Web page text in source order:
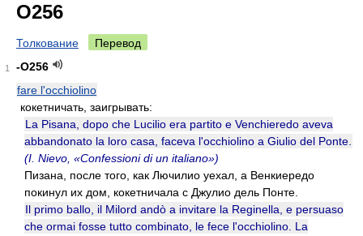
O256
Толкование Перевод
1
-O256
fare l'occhiolino
кокетничать, заигрывать:
La Pisana, dopo che Lucilio era partito e Venchieredo aveva
abbandonato la loro casa, faceva l'occhiolino a Giulio del Ponte.
(I. Nievo, «Confessioni di un italiano»)
Пизана, после того, как Лючилио уехал, а Венкиередо
покинул их дом, кокетничала с Джулио дель Понте.
Il primo ballo, il Milord andò a invitare la Reginella, e persuaso
che ormai fosse tutto combinato, le fece l'occhiolino. La